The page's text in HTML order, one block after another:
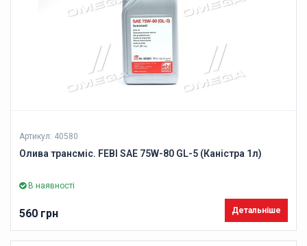
Артикул: 40580
Олива трансміс. FEBI SAE 75W-80 GL-5 (Каністра 1л)
В наявності
560 грн Детальніше